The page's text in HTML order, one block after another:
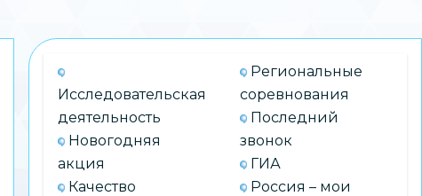
Исследовательская
деятельность
Новогодняя
акция
Качество
Региональные
соревнования
Последний
звонок
ГИА
Россия – мои